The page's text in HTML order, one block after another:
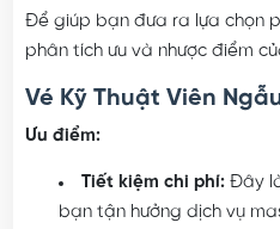
Để giúp bạn đưa ra lựa chọn
phân tích ưu và nhược điểm
Vé Kỹ Thuật Viên
Ưu điểm:
Tiết kiệm chi phí:Đây là
bạn tận hưởng dịch vụ